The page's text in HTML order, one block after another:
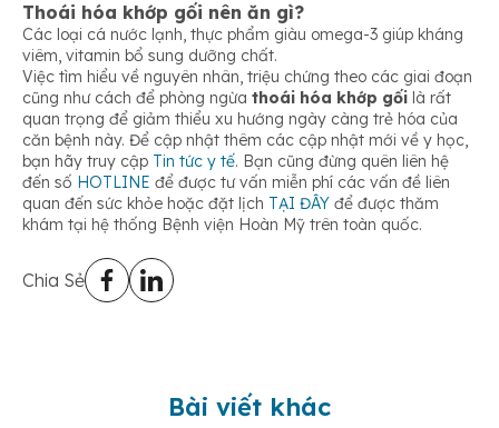
Thoái hóa khớp gối nên ăn gì?
Các loại cá nước lạnh, thực phẩm giàu omega-3 giúp kháng
viêm, vitamin bổ sung dưỡng chất.
Việc tìm hiểu về nguyên nhân, triệu chứng theo các giai đoạn
cũng như cách để phòng ngừa thoái hóa khớp gối là rất
quan trọng để giảm thiểu xu hướng ngày càng trẻ hóa của
căn bệnh này. Để cập nhật thêm các cập nhật mới về y học,
bạn hãy truy cập Tin tức y tế. Bạn cũng đừng quên liên hệ
đến số HOTLINE để được tư vấn miễn phí các vấn đề liên
quan đến sức khỏe hoặc đặt lịch TẠI ĐÂY để được thăm
khám tại hệ thống Bệnh viện Hoàn Mỹ trên toàn quốc.
Chia Sẻ
Bài viết khác